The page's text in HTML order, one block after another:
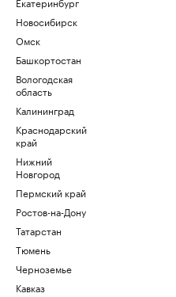
Новосибирск
Омск
Башкортостан
Вологодская
область
Калининград
Краснодарский
край
Нижний
Новгород
Пермский край
Ростов-на-Дону
Татарстан
Тюмень
Черноземье
Кавказ